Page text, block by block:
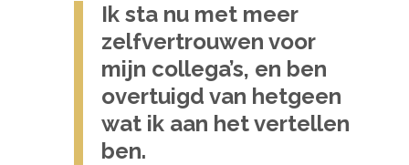
Ik sta nu met meer
zelfvertrouwen voor
mijn collega’s, en ben
overtuigd van hetgeen
wat ik aan het vertellen
ben.